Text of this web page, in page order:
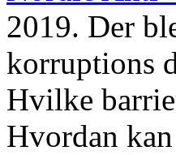
2019. Der
korruptions
Hvilke
Hvordan